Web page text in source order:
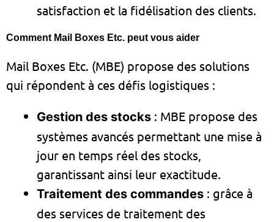
satisfaction et la fidélisation des clients.
Comment Mail Boxes Etc. peut vous aider
Mail Boxes Etc. (MBE) propose des solutions
qui répondent à ces défis logistiques :
Gestion des stocks : MBE propose des
systèmes avancés permettant une mise à
jour en temps réel des stocks,
garantissant ainsi leur exactitude.
Traitement des commandes : grâce à
des services de traitement des